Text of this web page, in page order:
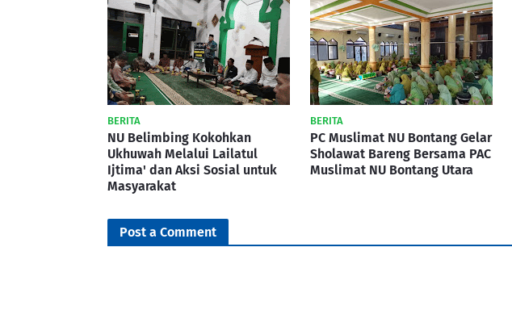
BERITA
NU Belimbing Kokohkan
Ukhuwah Melalui Lailatul
Ijtima' dan Aksi Sosial untuk
Masyarakat
BERITA
PC Muslimat NU Bontang Gelar
Sholawat Bareng Bersama PAC
Muslimat NU Bontang Utara
Post a Comment